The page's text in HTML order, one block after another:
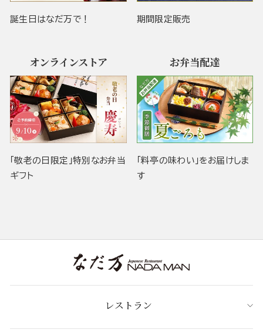
誕生日はなだ万で！ 期間限定販売
オンラインストア
「敬老の日限定」特別なお弁当
ギフト
お弁当配達
「料亭の味わい」をお届けしま
す
レストラン